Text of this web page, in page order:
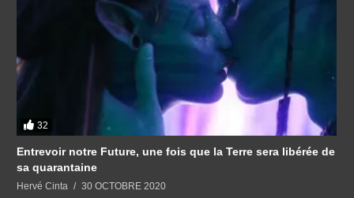
32
Entrevoir notre Future, une fois que la Terre sera libérée de
sa quarantaine
Hervé Cinta 30 OCTOBRE 2020